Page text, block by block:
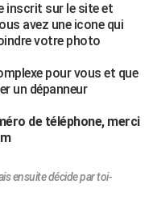
inscrit sur le site et
avez une icone qui
votre photo
pour vous et que
un dépanneur
de téléphone, merci
ensuite décide par toi-